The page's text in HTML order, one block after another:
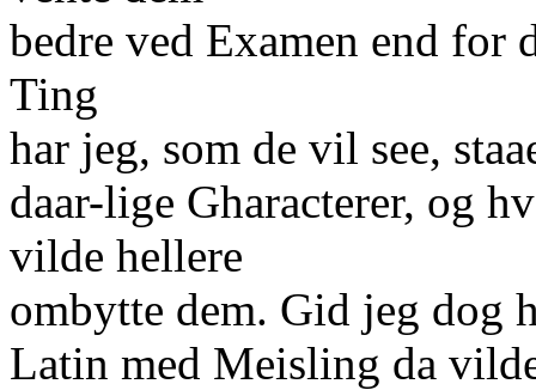
bedre ved Examen end
Ting
har jeg, som de vil see,
daar-lige Gharacterer, og
vilde hellere
ombytte dem. Gid jeg dog
Latin med Meisling da